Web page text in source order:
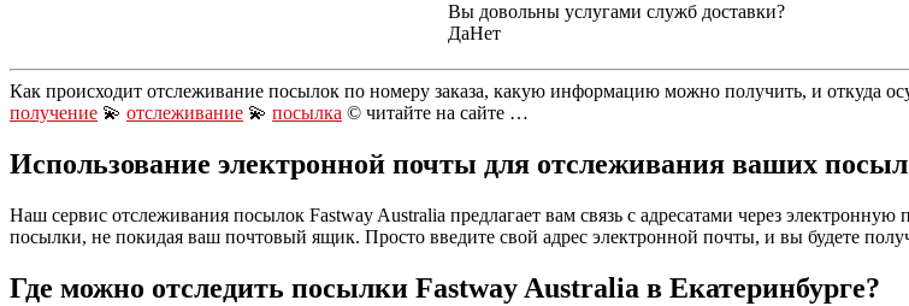
Вы довольны услугами служб доставки?
ДаНет
Как происходит отслеживание посылок по номеру заказа, какую информацию можно получить, и откуда
получение 💫 отслеживание 💫 посылка © читайте на сайте …
Использование электронной почты для отслеживания ваших
Наш сервис отслеживания посылок Fastway Australia предлагает вам связь с адресатами через
посылки, не покидая ваш почтовый ящик. Просто введите свой адрес электронной почты, и вы будете
Где можно отследить посылки Fastway Australia в Екатеринбурге?